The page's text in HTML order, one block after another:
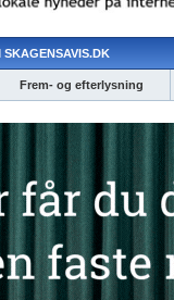
SKAGENSAVIS.DK
Frem- og efterlysning